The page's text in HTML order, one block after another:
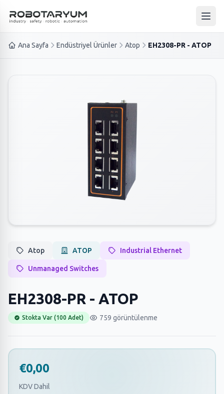
Ana içeriğe geç
Ana
Ana Sayfa Endüstriyel Ürünler Atop EH2308-PR - ATOP
Atop ATOP Industrial Ethernet
Unmanaged Switches
EH2308-PR - ATOP
Stokta Var (100 Adet) 759 görüntülenme
€0,00
KDV Dahil